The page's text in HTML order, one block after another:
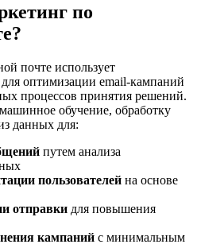
по
почте использует
для оптимизации email-кампаний
процессов принятия решений.
обучение, обработку
данных для:
путем анализа
пользователей на основе
отправки для повышения
кампаний с минимальным